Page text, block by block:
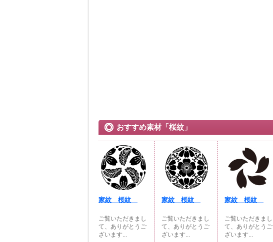
おすすめ素材「桜紋」
家紋 桜紋
ご覧いただきまし
て、ありがとうご
ざいます...
家紋 桜紋
ご覧いただきまし
て、ありがとうご
ざいます...
家紋 桜紋
ご覧いただきまし
て、ありがとうご
ざいます...